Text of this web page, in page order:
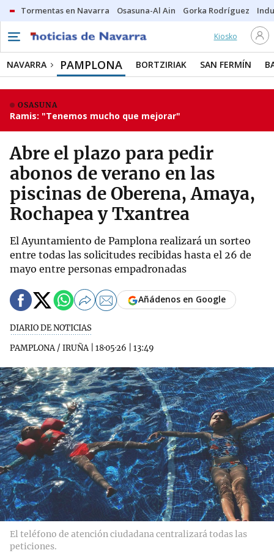
Tormentas en Navarra Osasuna-Al Ain Gorka Rodríguez
Kiosko
NAVARRA PAMPLONA BORTZIRIAK SAN FERMÍN
OSASUNA
Ramis: "Tenemos mucho que mejorar"
Abre el plazo para pedir
abonos de verano en las
piscinas de Oberena, Amaya,
Rochapea y Txantrea
El Ayuntamiento de Pamplona realizará un sorteo
entre todas las solicitudes recibidas hasta el 26 de
mayo entre personas empadronadas
DIARIO DE NOTICIAS
PAMPLONA / IRUÑA| 18·05·26 13:49
Añádenos en Google
El teléfono de atención ciudadana centralizará todas las
peticiones.